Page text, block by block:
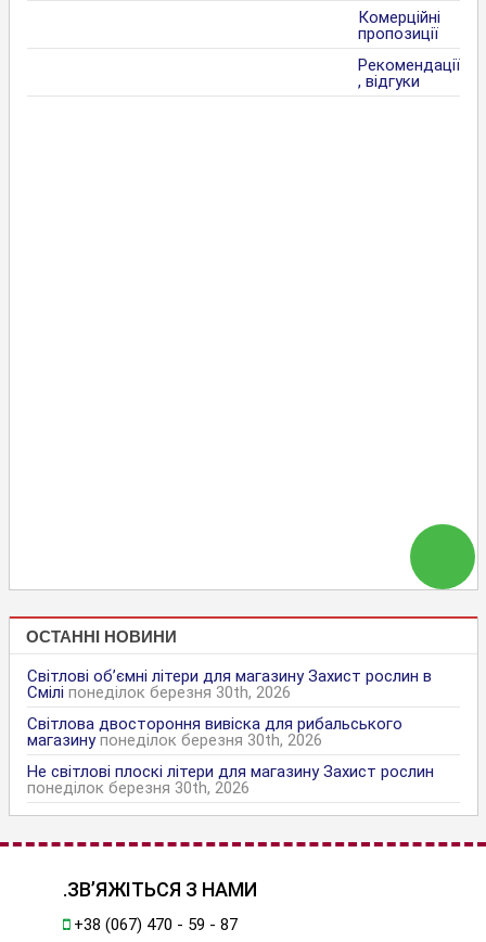
Комерційні
пропозиції
Рекомендації
, відгуки
ОСТАННІ НОВИНИ
Світлові об’ємні літери для магазину Захист рослин в
Смілі понеділок березня 30th, 2026
Світлова двостороння вивіска для рибальського
магазину понеділок березня 30th, 2026
Не світлові плоскі літери для магазину Захист рослин
понеділок березня 30th, 2026
.ЗВ’ЯЖІТЬСЯ З НАМИ
+38 (067) 470 - 59 - 87